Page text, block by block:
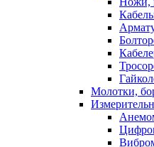
Молотки,